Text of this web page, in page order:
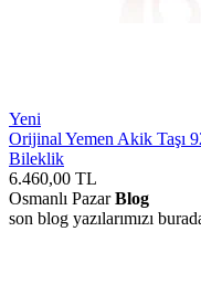
Yeni
Orijinal Yemen Akik Taşı
Bileklik
6.460,00 TL
Osmanlı PazarBlog
son blog yazılarımızı